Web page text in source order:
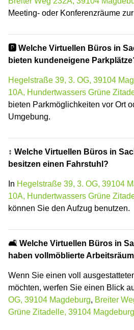
Meeting- oder Konferenzräume
🅿️ Welche Virtuellen Büros in
bieten kundeneigene
Hegelstraße 39, 3. OG, 39104
10A, Hundertwassers Grüne
bieten Parkmöglichkeiten vor Ort
Umgebung.
↕️ Welche Virtuellen Büros in
besitzen einen Fahrstuhl?
In Hegelstraße 39, 3. OG, 39104
10A, Hundertwassers Grüne
können Sie den Aufzug benutzen.
🛋️ Welche Virtuellen Büros in
haben vollmöblierte
Wenn Sie einen voll
möchten, werfen Sie einen Blick
OG, 39104 Magdeburg, Breiter
Grüne Zitadelle, 39104 Magdeburg